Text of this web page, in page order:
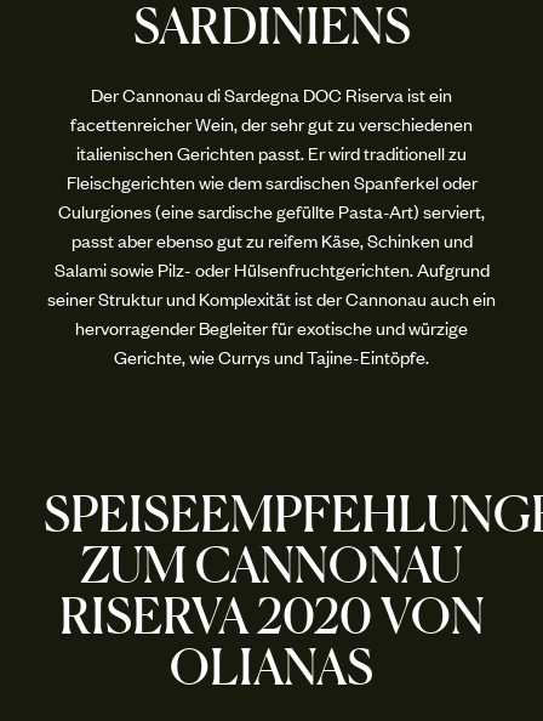
SARDINIENS
Der Cannonau di Sardegna DOC Riserva ist ein
facettenreicher Wein, der sehr gut zu verschiedenen
italienischen Gerichten passt. Er wird traditionell zu
Fleischgerichten wie dem sardischen Spanferkel oder
Culurgiones (eine sardische gefüllte Pasta-Art) serviert,
passt aber ebenso gut zu reifem Käse, Schinken und
Salami sowie Pilz- oder Hülsenfruchtgerichten. Aufgrund
seiner Struktur und Komplexität ist der Cannonau auch ein
hervorragender Begleiter für exotische und würzige
Gerichte, wie Currys und Tajine-Eintöpfe.
ZUM CANNONAU
RISERVA 2020 VON
OLIANAS